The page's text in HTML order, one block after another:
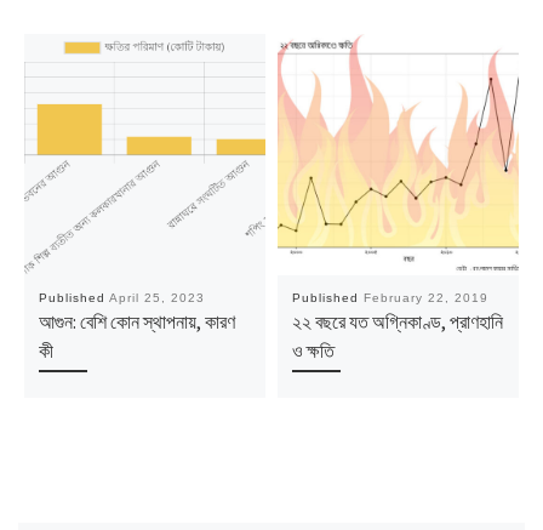
Published April 25, 2023
আগুন: বেশি কোন স্থাপনায়, কারণ
কী
Published February 22, 2019
২২ বছরে যত অগ্নিকাণ্ড, প্রাণহানি
ও ক্ষতি